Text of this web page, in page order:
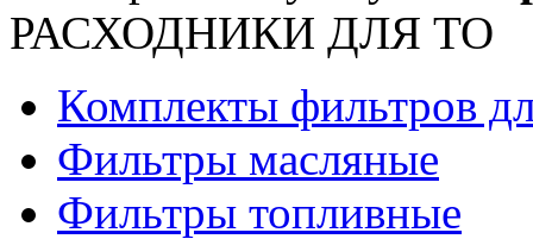
РАСХОДНИКИ ДЛЯ ТО
Комплекты фильтров
Фильтры масляные
Фильтры топливные